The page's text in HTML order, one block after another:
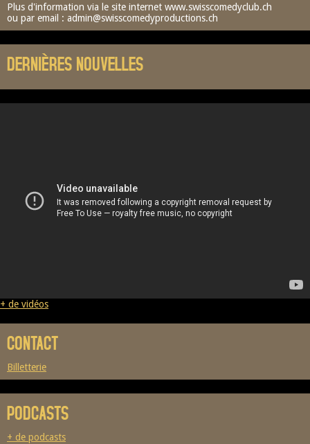
Plus d'information via le site internet www.swisscomedyclub.ch
ou par email : admin@swisscomedyproductions.ch
DERNIÈRES NOUVELLES
+ de vidéos
CONTACT
Billetterie
PODCASTS
+ de podcasts